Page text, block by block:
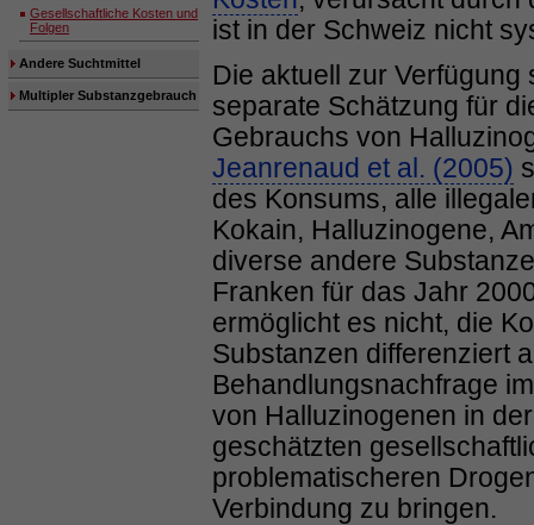
Gesellschaftliche Kosten und
Folgen
Andere Suchtmittel
Multipler Substanzgebrauch
ist in der Schweiz nicht
Die aktuell zur
separate Schätzung für
Gebrauchs von
Jeanrenaud et al. (2005)
des Konsums, alle
Kokain, Halluzinogene,
diverse andere
Franken für das Jahr
ermöglicht es nicht, die
Substanzen differenziert
Behandlungsnachfrage
von Halluzinogenen in
geschätzten
problematischeren
Verbindung zu bringen.